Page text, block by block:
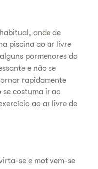
ande de
piscina ao ar livre
pormenores do
e não se
rapidamente
costuma ir ao
ao ar livre de
se e motivem-se